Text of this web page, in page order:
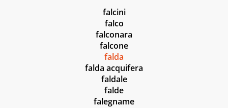
falcini
falco
falconara
falcone
falda
falda acquifera
faldale
falde
falegname